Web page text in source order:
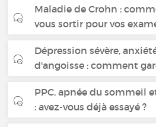
Maladie de Crohn :
vous sortir pour vos
Dépression sévère,
d'angoisse : comment
PPC, apnée du sommeil
: avez-vous déjà essayé ?